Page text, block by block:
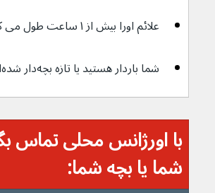
علائم اورا بیش از ۱ ساعت طول می کشد
شما باردار هستید یا تازه بچه‌دار شده‌اید
با اورژانس محلی تماس
شما یا بچه شما: